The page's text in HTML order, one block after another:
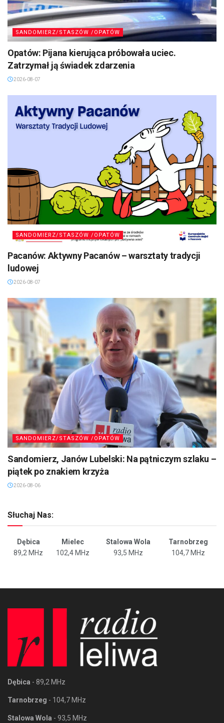
SANDOMIERZ/STASZÓW /OPATÓW
Opatów: Pijana kierująca próbowała uciec.
Zatrzymał ją świadek zdarzenia
2026-08-07
SANDOMIERZ/STASZÓW /OPATÓW
Pacanów: Aktywny Pacanów – warsztaty tradycji
ludowej
2026-08-07
SANDOMIERZ/STASZÓW /OPATÓW
Sandomierz, Janów Lubelski: Na pątniczym szlaku –
piątek po znakiem krzyża
2026-08-06
Słuchaj Nas:
Dębica Mielec Stalowa Wola
Tarnobrzeg
89,2 MHz
102,4 MHz 93,5 MHz 104,7 MHz
Dębica - 89,2 MHz
Tarnobrzeg - 104,7 MHz
Stalowa Wola - 93,5 MHz